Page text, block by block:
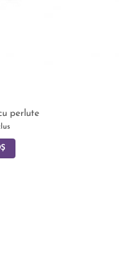
perlute